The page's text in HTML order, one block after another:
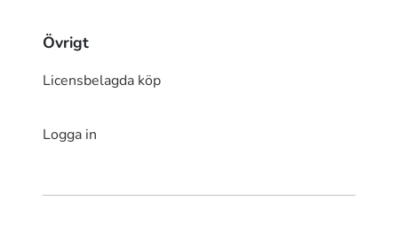
Övrigt
Licensbelagda köp
Logga in